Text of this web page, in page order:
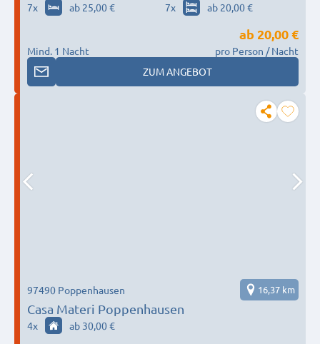
7x ab 25,00 € 7x ab 20,00 €
Mind. 1 Nacht
ab 20,00 €
pro Person / Nacht
ZUM ANGEBOT
Casa Materi Poppenhausen
97490 Poppenhausen 16,37 km
4x ab 30,00 €